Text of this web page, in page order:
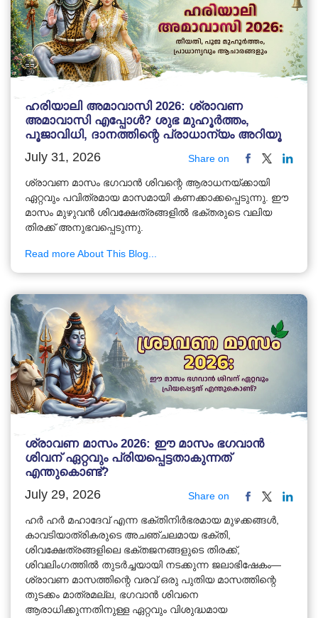
ഹരിയാലി അമാവാസി 2026: ശ്രാവണ
അമാവാസി എപ്പോൾ? ശുഭ മുഹൂർത്തം,
പൂജാവിധി, ദാനത്തിന്റെ പ്രാധാന്യം അറിയൂ
July 31, 2026 Share on
ശ്രാവണ മാസം ഭഗവാൻ ശിവന്റെ ആരാധനയ്ക്കായി
ഏറ്റവും പവിത്രമായ മാസമായി കണക്കാക്കപ്പെടുന്നു. ഈ
മാസം മുഴുവൻ ശിവക്ഷേത്രങ്ങളിൽ ഭക്തരുടെ വലിയ
തിരക്ക് അനുഭവപ്പെടുന്നു.
Read more About This Blog...
ശ്രാവണ മാസം 2026: ഈ മാസം ഭഗവാൻ
ശിവന് ഏറ്റവും പ്രിയപ്പെട്ടതാകുന്നത്
എന്തുകൊണ്ട്?
July 29, 2026 Share on
ഹർ ഹർ മഹാദേവ് എന്ന ഭക്തിനിർഭരമായ മുഴക്കങ്ങൾ,
കാവടിയാത്രികരുടെ അചഞ്ചലമായ ഭക്തി,
ശിവക്ഷേത്രങ്ങളിലെ ഭക്തജനങ്ങളുടെ തിരക്ക്,
ശിവലിംഗത്തിൽ തുടർച്ചയായി നടക്കുന്ന ജലാഭിഷേകം—
ശ്രാവണ മാസത്തിന്റെ വരവ് ഒരു പുതിയ മാസത്തിന്റെ
തുടക്കം മാത്രമല്ല, ഭഗവാൻ ശിവനെ
ആരാധിക്കുന്നതിനുള്ള ഏറ്റവും വിശുദ്ധമായ